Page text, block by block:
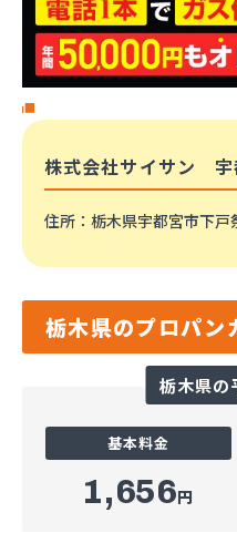
株式会社サイサン 宇
住所 ：栃木県宇都宮市下
栃木県のプロパン
栃木県の
基本料金
1,656円